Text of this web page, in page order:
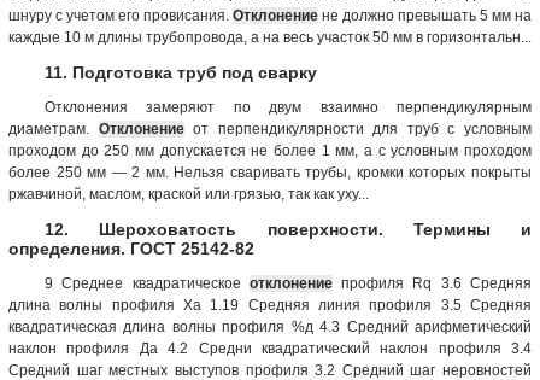
шнуру с учетом его провисания. Отклонение не должно превышать 5 мм на
каждые 10 м длины трубопровода, а на весь участок 50 мм в горизонтальн...
11. Подготовка труб под сварку
Отклонения замеряют по двум взаимно перпендикулярным
диаметрам. Отклонениеот перпендикулярности для труб с условным
проходом до 250 мм допускается не более 1 мм, а с условным проходом
более 250 мм — 2 мм. Нельзя сваривать трубы, кромки которых покрыты
ржавчиной, маслом, краской или грязью, так как уху...
12. Шероховатость поверхности. Термины и
определения. ГОСТ 25142-82
9 Среднее квадратическое отклонениепрофиля Rq 3.6 Средняя
длина волны профиля Ха 1.19 Средняя линия профиля 3.5 Средняя
квадратическая длина волны профиля %д 4.3 Средний арифметический
наклон профиля Да 4.2 Средни квадратический наклон профиля 3.4
Средний шаг местных выступов профиля 3.2 Средний шаг неровностей